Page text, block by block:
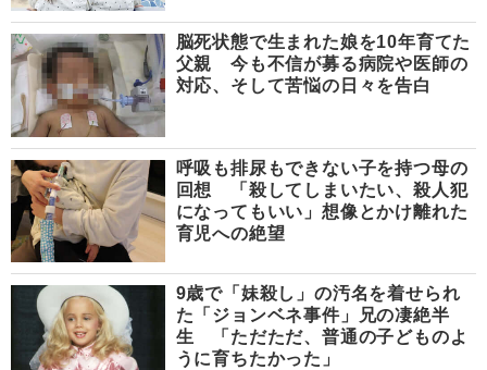
脳死状態で生まれた娘を10年育てた
父親 今も不信が募る病院や医師の
対応、そして苦悩の日々を告白
呼吸も排尿もできない子を持つ母の
回想 「殺してしまいたい、殺人犯
になってもいい」想像とかけ離れた
育児への絶望
9歳で「妹殺し」の汚名を着せられ
た「ジョンベネ事件」兄の凄絶半
生 「ただただ、普通の子どものよ
うに育ちたかった」